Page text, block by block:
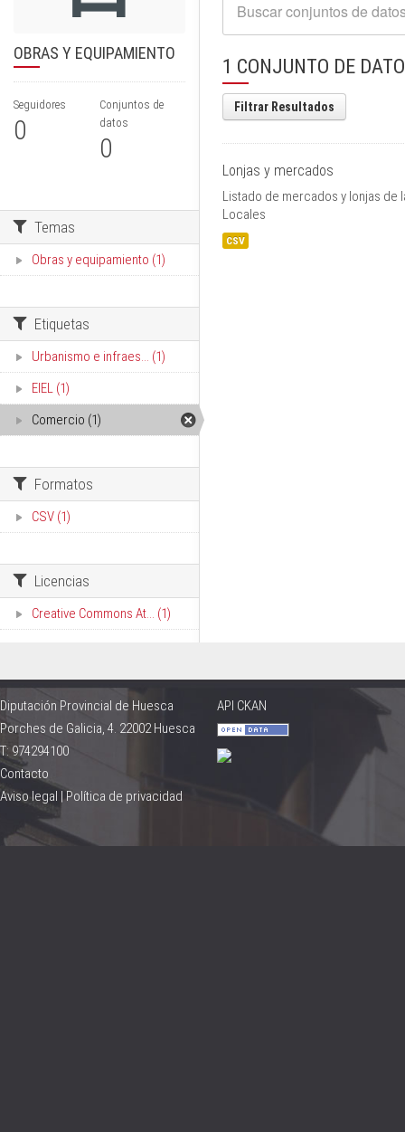
1 CONJUNTO DE
Filtrar Resultados
Lonjas y mercados
Listado de mercados y lonjas de
Locales
CSV
OBRAS Y EQUIPAMIENTO
Seguidores
0
Conjuntos de
datos
0
Temas
Obras y equipamiento (1)
Etiquetas
Urbanismo e infraes... (1)
EIEL (1)
Comercio (1)
Formatos
CSV (1)
Licencias
Creative Commons At... (1)
Diputación Provincial de Huesca
Porches de Galicia, 4. 22002 Huesca
T: 974294100
Contacto
Aviso legal |Política de privacidad
API CKAN